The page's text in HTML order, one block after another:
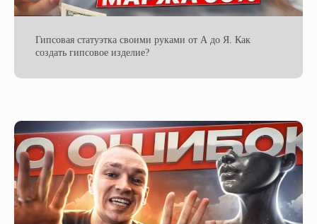
Гипсовая статуэтка своими руками от А до Я. Как
создать гипсовое изделие?